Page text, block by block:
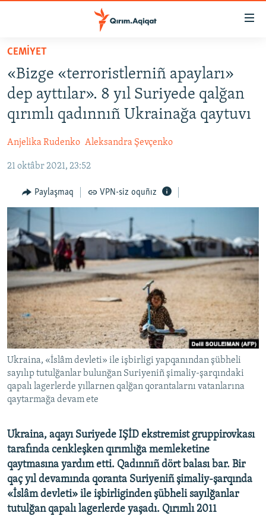
Esas
qaytmaq
Baş
navigatsiyağa
qaytmaq
Qıdıruvğa
qaytmaq
SİYASET
İQTİSADİYAT
MEDENİYET
İNSAN AQLARI
VİDEO
SÜRET
BLOGLAR
FİKİR
Русский
Українською
QOŞULIÑIZ!
RFE/RS bütün saytları
CEMİYET
«Bizge «terroristlerniñ apayları»
dep ayttılar». 8 yıl Suriyede qalğan
qırımlı qadınnıñ Ukrainağa qaytuvı
Anjelika Rudenko Aleksandra Şevçenko
21 oktâbr 2021, 23:52
Paylaşmaq VPN-siz oquñız
Ukraina, «İslâm devleti» ile işbirligi yapqanından şübheli
sayılıp tutulğanlar bulunğan Suriyeniñ şimaliy-şarqındaki
qapalı lagerlerde yıllarnen qalğan qorantalarnı vatanlarına
qaytarmağa devam ete
Ukraina, aqayı Suriyede IŞİD ekstremist gruppirovkası
tarafında cenkleşken qırımlığa memleketine
qaytmasına yardım etti. Qadınnıñ dört balası bar. Bir
qaç yıl devamında qoranta Suriyeniñ şimaliy-şarqında
«İslâm devleti» ile işbirliginden şübheli sayılğanlar
tutulğan qapalı lagerlerde yaşadı. Qırımlı 2011